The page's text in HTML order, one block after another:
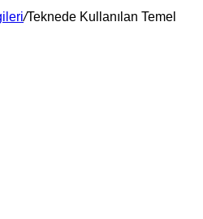
/Teknede Kullanılan Temel